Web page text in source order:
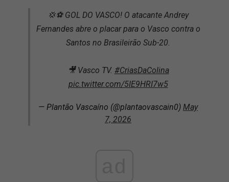
💢⚽ GOL DO VASCO! O atacante Andrey
Fernandes abre o placar para o Vasco contra o
Santos no Brasileirão Sub-20.
🎥 Vasco TV. #CriasDaColina
pic.twitter.com/5IE9HRI7w5
— Plantão Vascaíno (@plantaovascain0) May
7, 2026